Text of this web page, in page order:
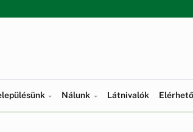
Nálunk Látnivalók